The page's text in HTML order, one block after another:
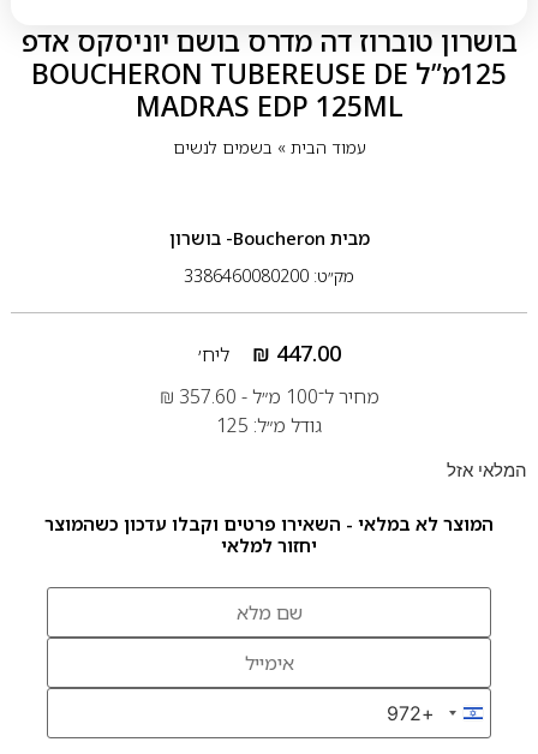
בושרון טוברוז דה מדרס בושם יוניסקס אדפ
125מ”ל BOUCHERON TUBEREUSE DE
MADRAS EDP 125ML
עמוד הבית» בשמים לנשים
מבית Boucheron- בושרון
מק״ט: 3386460080200
₪ 447.00
ליח׳
מחיר ל־100 מ״ל -
₪ 357.60
גודל מ״ל: 125
המלאי אזל
המוצר לא במלאי - השאירו פרטים וקבלו עדכון כשהמוצר
יחזור למלאי
Israel +972
+972